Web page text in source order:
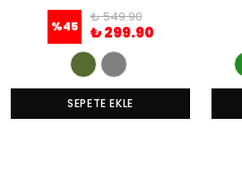
%45
₺ 549.90
₺ 299.90
SEPETE EKLE